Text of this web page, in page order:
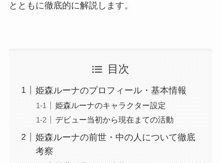
とともに徹底的に解説します。
目次
姫森ルーナのプロフィール・基本情報
姫森ルーナのキャラクター設定
デビュー当初から現在まての活動
姫森ルーナの前世・中の人について徹底
考察